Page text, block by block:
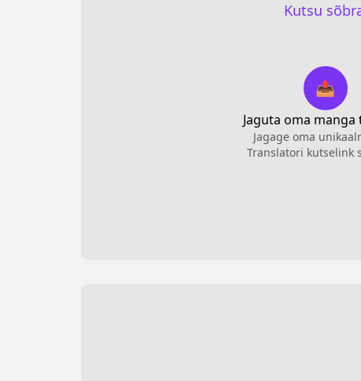
Kutsu
📤
Jaguta oma
Jagage oma
Translatori kutselink